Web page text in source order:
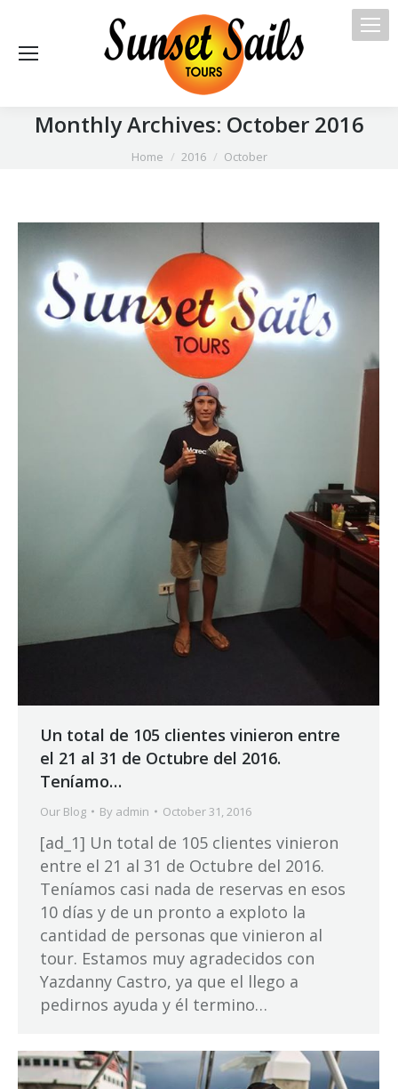
Monthly Archives: October 2016
You are here:
Home 2016 October
Un total de 105 clientes vinieron entre
el 21 al 31 de Octubre del 2016.
Teníamo…
Our Blog By admin October 31, 2016
[ad_1] Un total de 105 clientes vinieron
entre el 21 al 31 de Octubre del 2016.
Teníamos casi nada de reservas en esos
10 días y de un pronto a exploto la
cantidad de personas que vinieron al
tour. Estamos muy agradecidos con
Yazdanny Castro, ya que el llego a
pedirnos ayuda y él termino…